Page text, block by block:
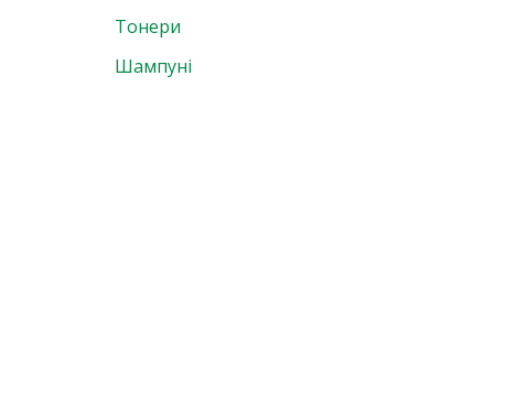
Тонери
Шампуні